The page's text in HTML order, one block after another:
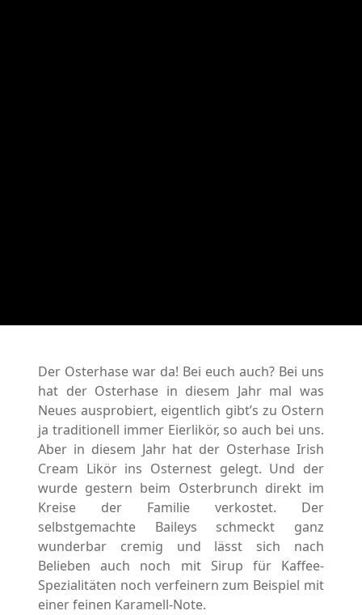
Der Osterhase war da! Bei euch auch? Bei uns
hat der Osterhase in diesem Jahr mal was
Neues ausprobiert, eigentlich gibt’s zu Ostern
ja traditionell immer Eierlikör, so auch bei uns.
Aber in diesem Jahr hat der Osterhase Irish
Cream Likör ins Osternest gelegt. Und der
wurde gestern beim Osterbrunch direkt im
Kreise der Familie verkostet. Der
selbstgemachte Baileys schmeckt ganz
wunderbar cremig und lässt sich nach
Belieben auch noch mit Sirup für Kaffee-
Spezialitäten noch verfeinern zum Beispiel mit
einer feinen Karamell-Note.